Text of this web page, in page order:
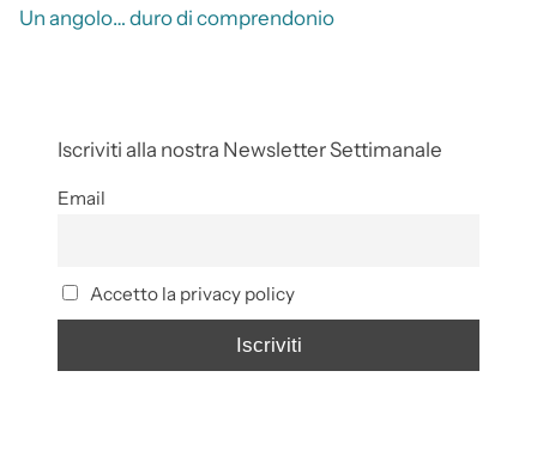
Un angolo… duro di comprendonio
Iscriviti alla nostra Newsletter Settimanale
Email
Accetto la privacy policy